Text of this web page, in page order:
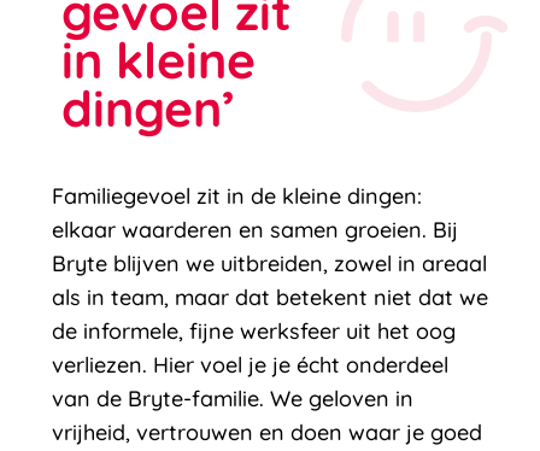
in kleine
dingen’
Familiegevoel zit in de kleine dingen:
elkaar waarderen en samen groeien. Bij
Bryte blijven we uitbreiden, zowel in areaal
als in team, maar dat betekent niet dat we
de informele, fijne werksfeer uit het oog
verliezen. Hier voel je je écht onderdeel
van de Bryte-familie. We geloven in
vrijheid, vertrouwen en doen waar je goed